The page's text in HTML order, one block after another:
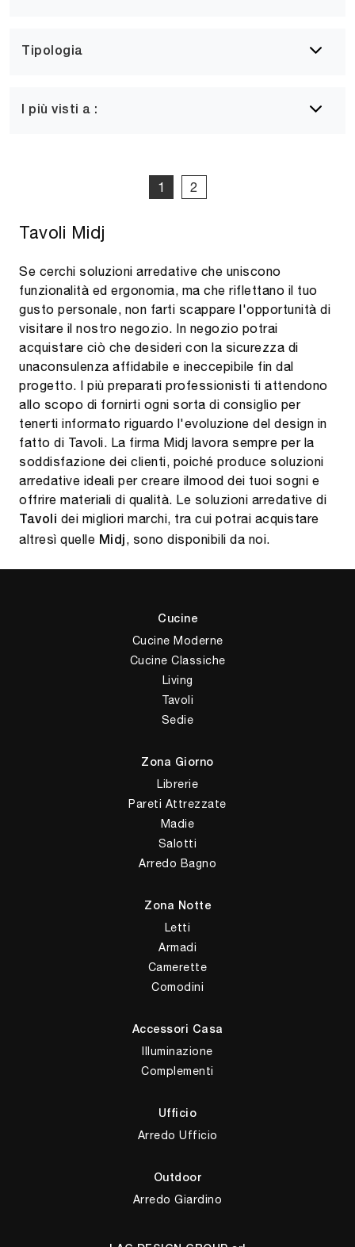
Tipologia
I più visti a :
1 2
Tavoli Midj
Se cerchi soluzioni arredative che uniscono
funzionalità ed ergonomia, ma che riflettano il tuo
gusto personale, non farti scappare l'opportunità di
visitare il nostro negozio. In negozio potrai
acquistare ciò che desideri con la sicurezza di
unaconsulenza affidabile e ineccepibile fin dal
progetto. I più preparati professionisti ti attendono
allo scopo di fornirti ogni sorta di consiglio per
tenerti informato riguardo l'evoluzione del design in
fatto di Tavoli. La firma Midj lavora sempre per la
soddisfazione dei clienti, poiché produce soluzioni
arredative ideali per creare ilmood dei tuoi sogni e
offrire materiali di qualità. Le soluzioni arredative di
Tavoli
dei migliori marchi, tra cui potrai acquistare
altresì quelle Midj , sono disponibili da noi.
Cucine
Cucine Moderne
Cucine Classiche
Living
Tavoli
Sedie
Zona Giorno
Librerie
Pareti Attrezzate
Madie
Salotti
Arredo Bagno
Zona Notte
Letti
Armadi
Camerette
Comodini
Accessori Casa
Illuminazione
Complementi
Ufficio
Arredo Ufficio
Outdoor
Arredo Giardino